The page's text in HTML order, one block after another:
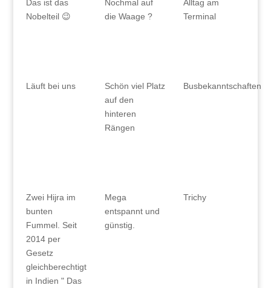
Das ist das
Nobelteil 😉
Nochmal auf
die Waage ?
Alltag am
Terminal
Läuft bei uns
Schön viel Platz
auf den
hinteren
Rängen
Busbekanntschaften
Zwei Hijra im
bunten
Fummel. Seit
2014 per
Gesetz
gleichberechtigt
in Indien " Das
Mega
entspannt und
günstig.
Trichy